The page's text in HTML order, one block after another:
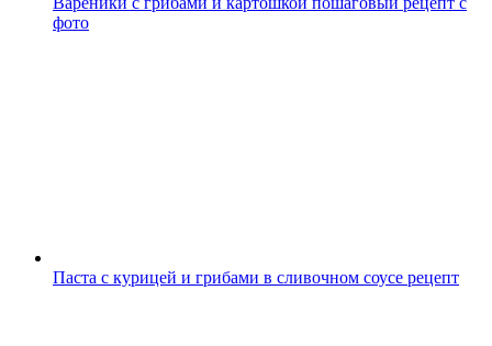
фото
Паста с курицей и грибами в сливочном соусе рецепт